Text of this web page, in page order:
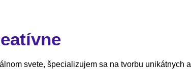
svete, špecializujem sa na tvorbu unikátnych a